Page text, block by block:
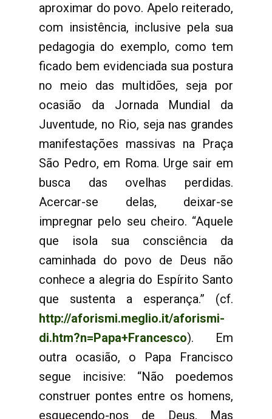
aproximar do povo. Apelo reiterado,
com insistência, inclusive pela sua
pedagogia do exemplo, como tem
ficado bem evidenciada sua postura
no meio das multidões, seja por
ocasião da Jornada Mundial da
Juventude, no Rio, seja nas grandes
manifestações massivas na Praça
São Pedro, em Roma. Urge sair em
busca das ovelhas perdidas.
Acercar-se delas, deixar-se
impregnar pelo seu cheiro. “Aquele
que isola sua consciência da
caminhada do povo de Deus não
conhece a alegria do Espírito Santo
que sustenta a esperança.” (cf.
http://aforismi.meglio.it/aforismi-
di.htm?n=Papa+Francesco). Em
outra ocasião, o Papa Francisco
segue incisive: “Não poedemos
construer pontes entre os homens,
esquecendo-nos de Deus. Mas